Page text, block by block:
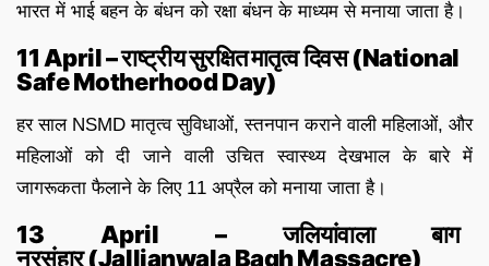
भारत में भाई बहन के बंधन को रक्षा बंधन के माध्यम से मनाया जाता है।
11 April – राष्ट्रीय सुरक्षित मातृत्व दिवस (National
Safe Motherhood Day)
हर साल NSMD मातृत्व सुविधाओं, स्तनपान कराने वाली महिलाओं, और
महिलाओं को दी जाने वाली उचित स्वास्थ्य देखभाल के बारे में
जागरूकता फैलाने के लिए 11 अप्रैल को मनाया जाता है।
13 April – जलियांवाला बाग
नरसंहार (Jallianwala Bagh Massacre)